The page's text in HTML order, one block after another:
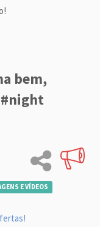
bem,
#night
E VÍDEOS